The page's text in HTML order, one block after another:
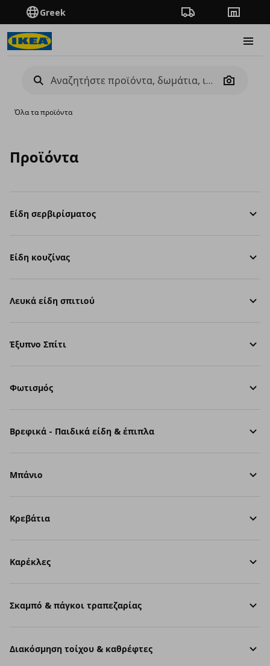
Greek Πορεία παραγγελίας
Camera
Όλα τα προϊόντα
Προϊόντα
Είδη σερβιρίσματος
Είδη κουζίνας
Λευκά είδη σπιτιού
Έξυπνο Σπίτι
Φωτισμός
Βρεφικά - Παιδικά είδη & έπιπλα
Μπάνιο
Κρεβάτια
Καρέκλες
Σκαμπό & πάγκοι τραπεζαρίας
Διακόσμηση τοίχου & καθρέφτες